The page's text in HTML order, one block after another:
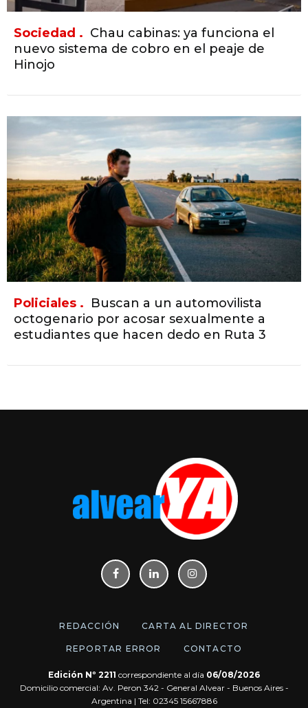
Sociedad . Chau cabinas: ya funciona el
nuevo sistema de cobro en el peaje de
Hinojo
Policiales . Buscan a un automovilista
octogenario por acosar sexualmente a
estudiantes que hacen dedo en Ruta 3
REDACCIÓN CARTA AL DIRECTOR
REPORTAR ERROR CONTACTO
Edición Nº 2211 correspondiente al día 06/08/2026
Domicilio comercial: Av. Peron 342 - General Alvear - Buenos Aires -
Argentina | Tel: 02345 15667886